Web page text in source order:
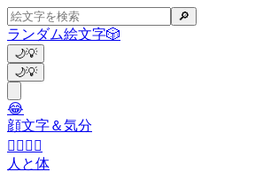
🔎
ランダム絵文字🎲
🌙💡
🌙💡
😂
顔文字＆気分
👩‍❤️‍💋‍👨
人と体